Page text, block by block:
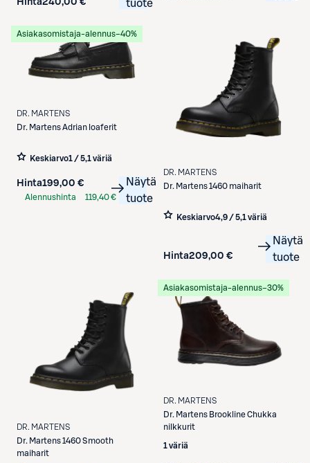
tuote
Asiakasomistaja-alennus−40%
DR. MARTENS
Dr. MartensAdrian loaferit
Keskiarvo1 / 5,1 väriä
Hinta199,00 €
Alennushinta
119,40 €
Näytä
tuote
DR. MARTENS
Dr. Martens1460 maiharit
Keskiarvo4,9 / 5,1 väriä
Hinta209,00 €
Näytä
tuote
DR. MARTENS
Dr. Martens1460 Smooth
maiharit
Asiakasomistaja-alennus−30%
DR. MARTENS
Dr. Martens Brookline Chukka
nilkkurit
1 väriä